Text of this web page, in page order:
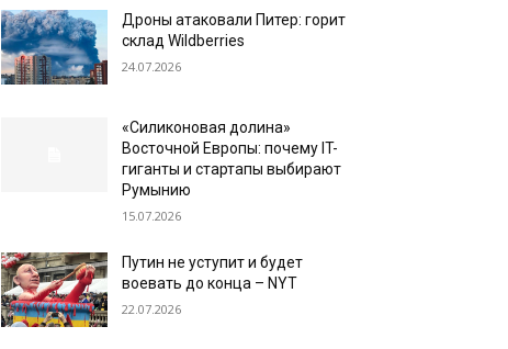
Дроны атаковали Питер: горит
склад Wildberries
24.07.2026
«Силиконовая долина»
Восточной Европы: почему IT-
гиганты и стартапы выбирают
Румынию
15.07.2026
Путин не уступит и будет
воевать до конца – NYT
22.07.2026